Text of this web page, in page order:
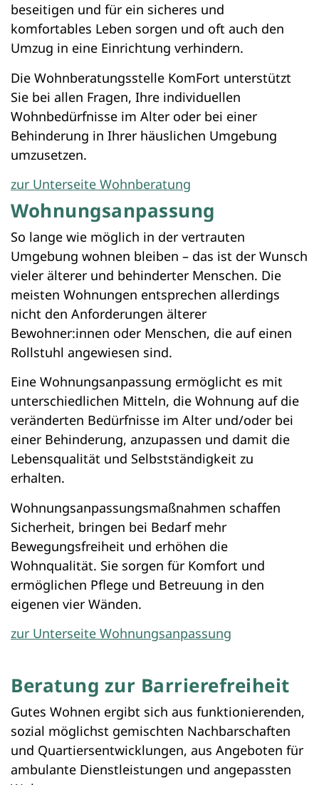
beseitigen und für ein sicheres und
komfortables Leben sorgen und oft auch den
Umzug in eine Einrichtung verhindern.
Die Wohnberatungsstelle KomFort unterstützt
Sie bei allen Fragen, Ihre individuellen
Wohnbedürfnisse im Alter oder bei einer
Behinderung in Ihrer häuslichen Umgebung
umzusetzen.
zur Unterseite Wohnberatung
Wohnungsanpassung
So lange wie möglich in der vertrauten
Umgebung wohnen bleiben – das ist der Wunsch
vieler älterer und behinderter Menschen. Die
meisten Wohnungen entsprechen allerdings
nicht den Anforderungen älterer
Bewohner:innen oder Menschen, die auf einen
Rollstuhl angewiesen sind.
Eine Wohnungsanpassung ermöglicht es mit
unterschiedlichen Mitteln, die Wohnung auf die
veränderten Bedürfnisse im Alter und/oder bei
einer Behinderung, anzupassen und damit die
Lebensqualität und Selbstständigkeit zu
erhalten.
Wohnungsanpassungsmaßnahmen schaffen
Sicherheit, bringen bei Bedarf mehr
Bewegungsfreiheit und erhöhen die
Wohnqualität. Sie sorgen für Komfort und
ermöglichen Pflege und Betreuung in den
eigenen vier Wänden.
zur Unterseite Wohnungsanpassung
Beratung zur Barrierefreiheit
Gutes Wohnen ergibt sich aus funktionierenden,
sozial möglichst gemischten Nachbarschaften
und Quartiersentwicklungen, aus Angeboten für
ambulante Dienstleistungen und angepassten